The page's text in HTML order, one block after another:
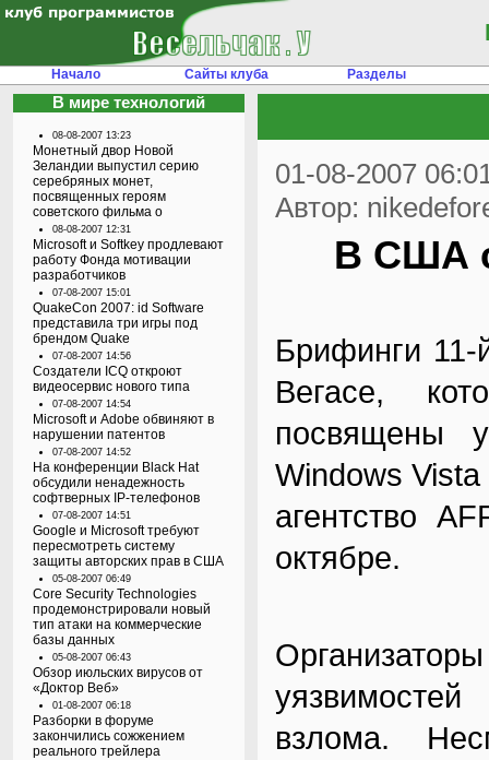
Начало Сайты клуба Разделы
В мире технологий
08-08-2007 13:23
Монетный двор Новой
Зеландии выпустил серию
серебряных монет,
посвященных героям
советского фильма о
08-08-2007 12:31
Microsoft и Softkey продлевают
работу Фонда мотивации
разработчиков
07-08-2007 15:01
QuakeCon 2007: id Software
представила три игры под
брендом Quake
07-08-2007 14:56
Создатели ICQ откроют
видеосервис нового типа
07-08-2007 14:54
Microsoft и Adobe обвиняют в
нарушении патентов
07-08-2007 14:52
На конференции Black Hat
обсудили ненадежность
софтверных IP-телефонов
07-08-2007 14:51
Google и Microsoft требуют
пересмотреть систему
защиты авторских прав в США
05-08-2007 06:49
Core Security Technologies
продемонстрировали новый
тип атаки на коммерческие
базы данных
05-08-2007 06:43
Обзор июльских вирусов от
«Доктор Веб»
01-08-2007 06:18
Разборки в форуме
закончились сожжением
реального трейлера
01-08-2007
Автор:
В США
Брифинги
Вегасе,
посвящены
Windows
агентство
октябре.
взлома.